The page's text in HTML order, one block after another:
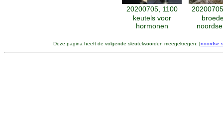
20200705, 1100
keutels voor
hormonen
Deze pagina heeft de volgende sleutelwoorden meegekregen: [noordse